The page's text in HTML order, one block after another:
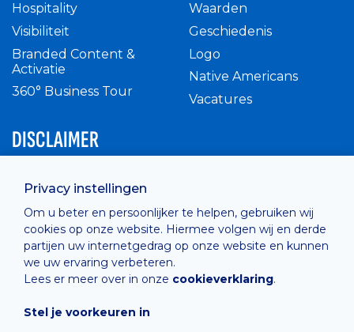
Privacy instellingen
Om u beter en persoonlijker te helpen, gebruiken wij
cookies op onze website. Hiermee volgen wij en derde
partijen uw internetgedrag op onze website en kunnen
we uw ervaring verbeteren.
Lees er meer over in onze cookieverklaring.
Stel je voorkeuren in
Hospitality
Visibiliteit
Branded Content &
Activatie
360° Business Tour
Waarden
Geschiedenis
Logo
Native Americans
Vacatures
DISCLAIMER
Privacy Policy
Cashless
verkoopsvoorwaarden
Cookie Policy